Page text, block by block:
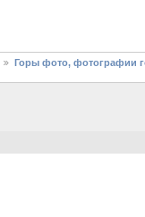
Горы фото, фотографии